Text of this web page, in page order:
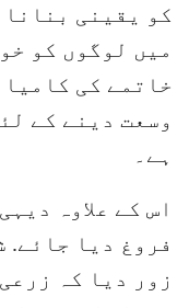
کو یقینی بنانا
میں لوگوں کو
خاتمے کی
وسعت دینے کے
ہے۔
اس کے علاوہ
فروغ دیا جائے.
زور دیا کہ